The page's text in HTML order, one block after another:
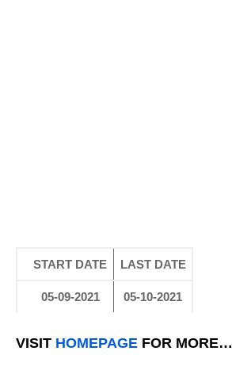
START DATE LAST DATE
05-09-2021 05-10-2021
VISIT HOMEPAGE FOR MORE…